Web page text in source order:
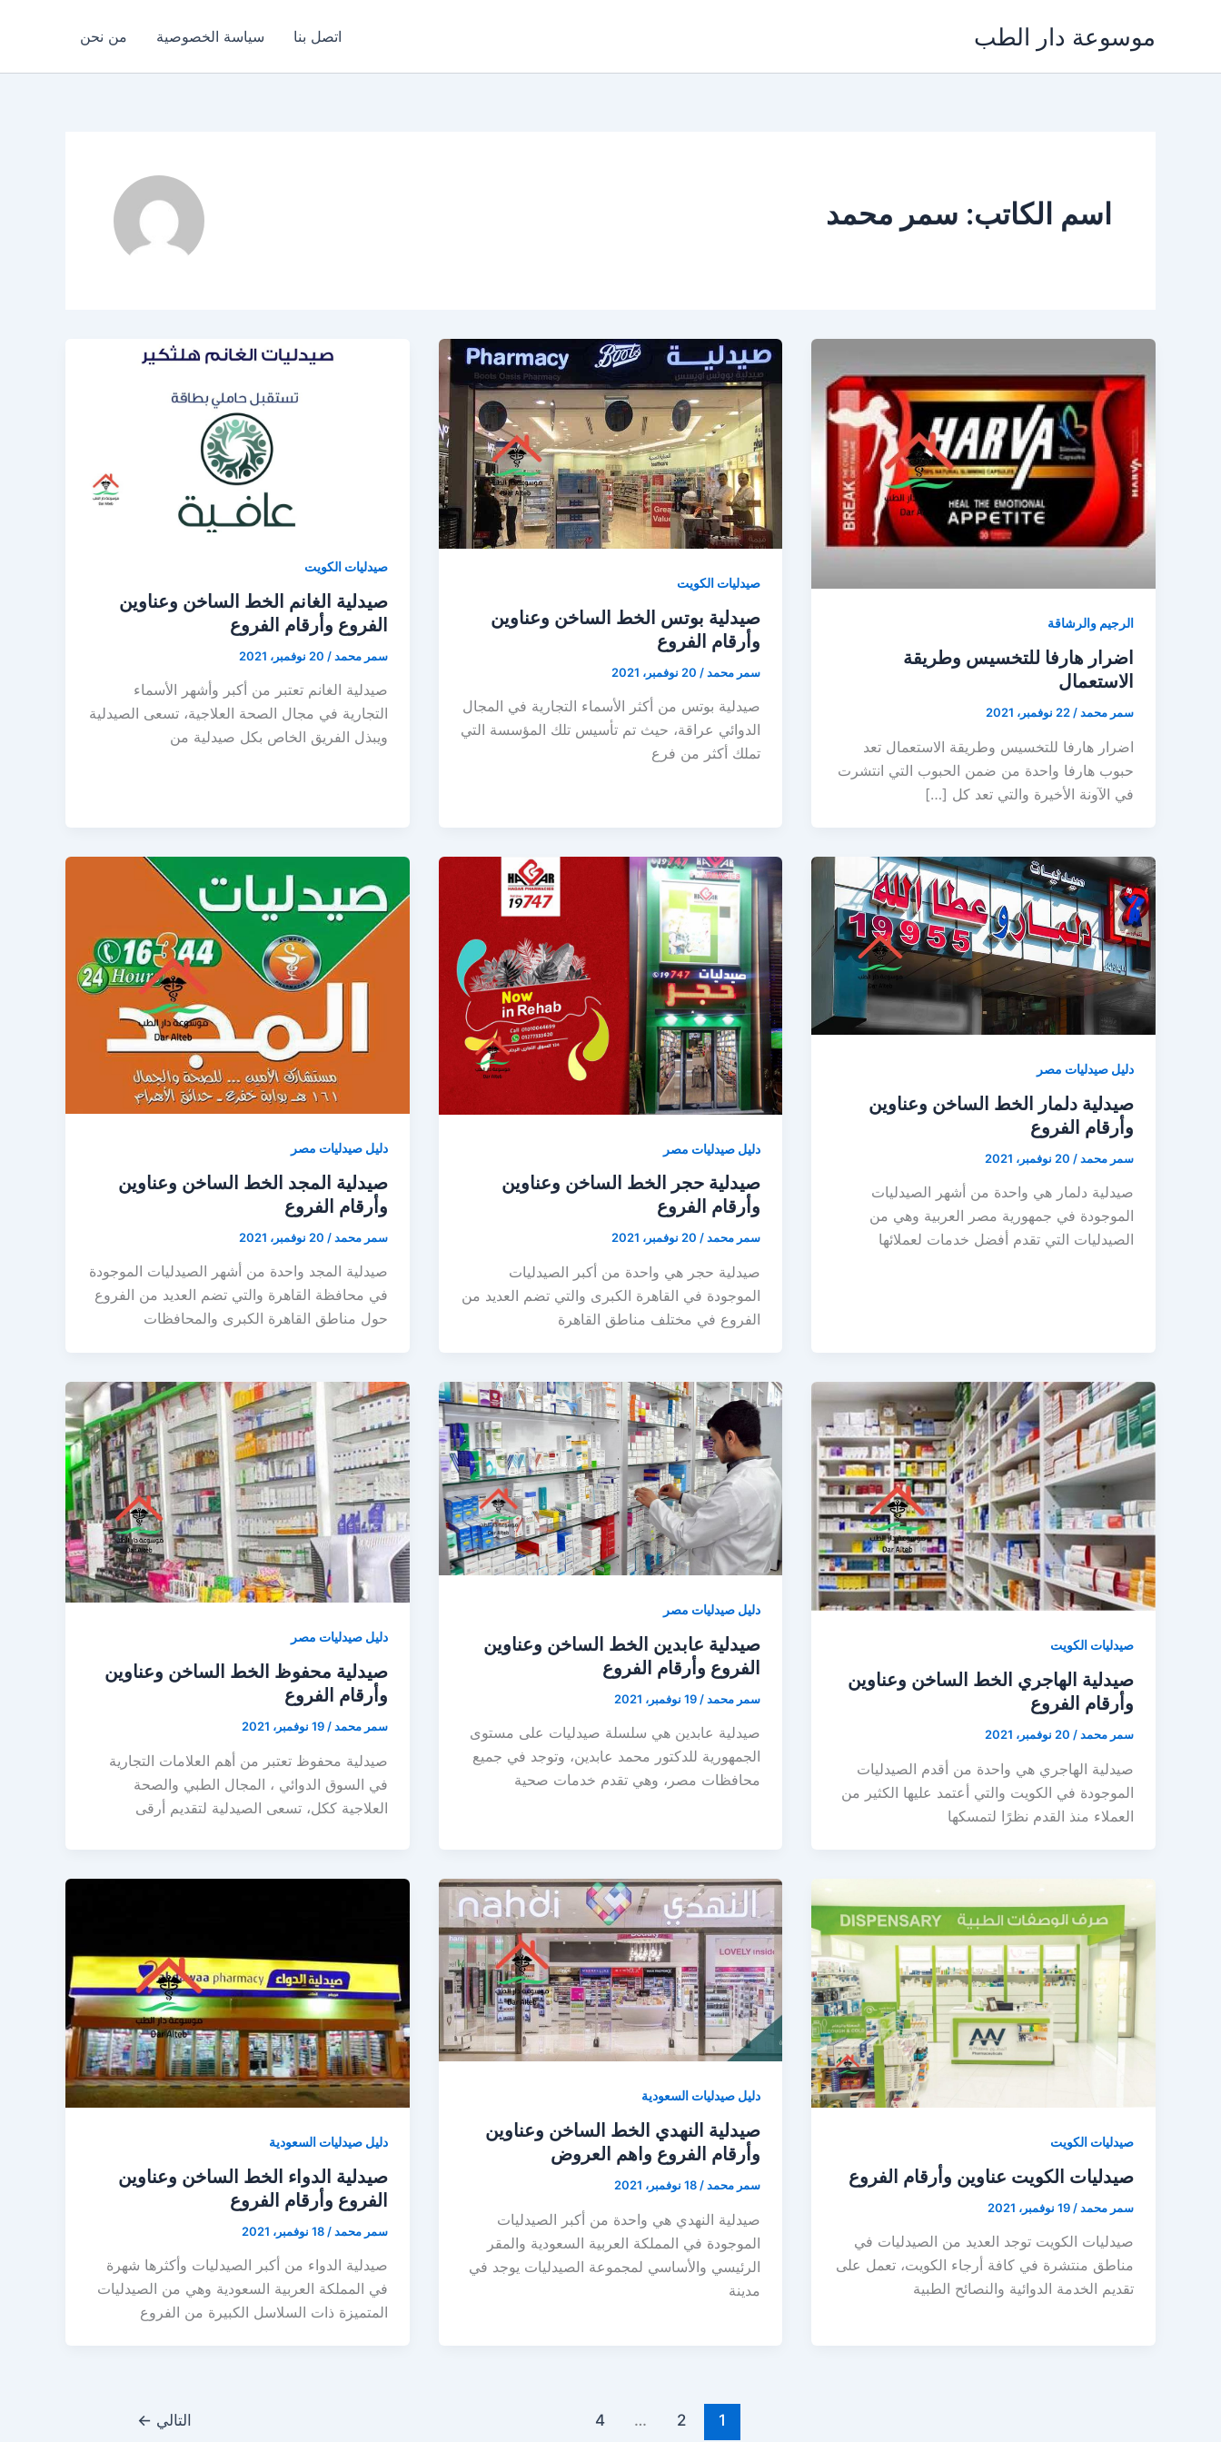
موسوعة دار الطب اتصل بنا سياسة الخصوصية من نحن
اسم الكاتب: سمر محمد
الرجيم والرشاقة
اضرار هارفا للتخسيس وطريقة
الاستعمال
سمر محمد/ 22 نوفمبر، 2021
اضرار هارفا للتخسيس وطريقة الاستعمال تعد
حبوب هارفا واحدة من ضمن الحبوب التي انتشرت
في الآونة الأخيرة والتي تعد كل […]
صيدليات الكويت
صيدلية بوتس الخط الساخن وعناوين
وأرقام الفروع
سمر محمد/ 20 نوفمبر، 2021
صيدلية بوتس من أكثر الأسماء التجارية في المجال
الدوائي عراقة، حيث تم تأسيس تلك المؤسسة التي
تملك أكثر من فرع
صيدليات الكويت
صيدلية الغانم الخط الساخن وعناوين
الفروع وأرقام الفروع
سمر محمد/ 20 نوفمبر، 2021
صيدلية الغانم تعتبر من أكبر وأشهر الأسماء
التجارية في مجال الصحة العلاجية، تسعى الصيدلية
ويبذل الفريق الخاص بكل صيدلية من
دليل صيدليات مصر
صيدلية دلمار الخط الساخن وعناوين
وأرقام الفروع
سمر محمد/ 20 نوفمبر، 2021
صيدلية دلمار هي واحدة من أشهر الصيدليات
الموجودة في جمهورية مصر العربية وهي من
الصيدليات التي تقدم أفضل خدمات لعملائها
دليل صيدليات مصر
صيدلية حجر الخط الساخن وعناوين
وأرقام الفروع
سمر محمد/ 20 نوفمبر، 2021
صيدلية حجر هي واحدة من أكبر الصيدليات
الموجودة في القاهرة الكبرى والتي تضم العديد من
الفروع في مختلف مناطق القاهرة
دليل صيدليات مصر
صيدلية المجد الخط الساخن وعناوين
وأرقام الفروع
سمر محمد/ 20 نوفمبر، 2021
صيدلية المجد واحدة من أشهر الصيدليات الموجودة
في محافظة القاهرة والتي تضم العديد من الفروع
حول مناطق القاهرة الكبرى والمحافظات
صيدليات الكويت
صيدلية الهاجري الخط الساخن وعناوين
وأرقام الفروع
سمر محمد/ 20 نوفمبر، 2021
صيدلية الهاجري هي واحدة من أقدم الصيدليات
الموجودة في الكويت والتي أعتمد عليها الكثير من
العملاء منذ القدم نظرًا لتمسكها
دليل صيدليات مصر
صيدلية عابدين الخط الساخن وعناوين
الفروع وأرقام الفروع
سمر محمد/ 19 نوفمبر، 2021
صيدلية عابدين هي سلسلة صيدليات على مستوى
الجمهورية للدكتور محمد عابدين، وتوجد في جميع
محافظات مصر، وهي تقدم خدمات صحية
دليل صيدليات مصر
صيدلية محفوظ الخط الساخن وعناوين
وأرقام الفروع
سمر محمد/19 نوفمبر، 2021
صيدلية محفوظ تعتبر من أهم العلامات التجارية
في السوق الدوائي ، المجال الطبي والصحة
العلاجية ككل، تسعى الصيدلية لتقديم أرقى
صيدليات الكويت
صيدليات الكويت عناوين وأرقام الفروع
سمر محمد/ 19 نوفمبر، 2021
صيدليات الكويت توجد العديد من الصيدليات في
مناطق منتشرة في كافة أرجاء الكويت، تعمل على
تقديم الخدمة الدوائية والنصائح الطبية
دليل صيدليات السعودية
صيدلية النهدي الخط الساخن وعناوين
وأرقام الفروع واهم العروض
سمر محمد/ 18 نوفمبر، 2021
صيدلية النهدي هي واحدة من أكبر الصيدليات
الموجودة في المملكة العربية السعودية والمقر
الرئيسي والأساسي لمجموعة الصيدليات يوجد في
مدينة
دليل صيدليات السعودية
صيدلية الدواء الخط الساخن وعناوين
الفروع وأرقام الفروع
سمر محمد/18 نوفمبر، 2021
صيدلية الدواء من أكبر الصيدليات وأكثرها شهرة
في المملكة العربية السعودية وهي من الصيدليات
المتميزة ذات السلاسل الكبيرة من الفروع
1
2
…
4 التالي ←